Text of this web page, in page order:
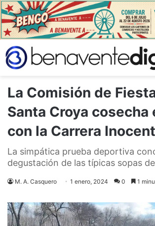
La Comisión de
Santa Croya cosecha
con la Carrera
La simpática prueba deportiva
degustación de las típicas sopas
M. A. Casquero 1 enero, 2024 0 1